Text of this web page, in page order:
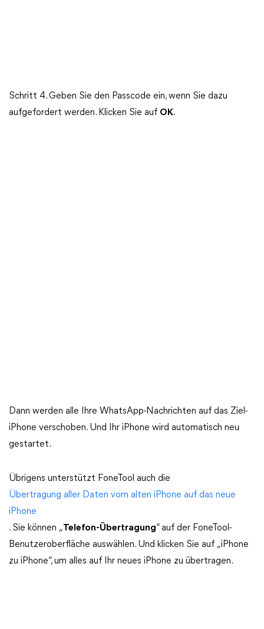
Schritt 4. Geben Sie den Passcode ein, wenn Sie dazu
aufgefordert werden. Klicken Sie auf OK.
Dann werden alle Ihre WhatsApp-Nachrichten auf das Ziel-
iPhone verschoben. Und Ihr iPhone wird automatisch neu
gestartet.
Übrigens unterstützt FoneTool auch die
Übertragung aller Daten vom alten iPhone auf das neue
iPhone
. Sie können „Telefon-Übertragung“ auf der FoneTool-
Benutzeroberfläche auswählen. Und klicken Sie auf „iPhone
zu iPhone“, um alles auf Ihr neues iPhone zu übertragen.